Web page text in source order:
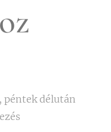
péntek délután